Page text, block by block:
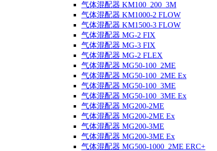
气体混配器 KM100_200_3M
气体混配器 KM1000-2 FLOW
气体混配器 KM1500-3 FLOW
气体混配器 MG-2 FIX
气体混配器 MG-3 FIX
气体混配器 MG-2 FLEX
气体混配器 MG50-100_2ME
气体混配器 MG50-100_2ME Ex
气体混配器 MG50-100_3ME
气体混配器 MG50-100_3ME Ex
气体混配器 MG200-2ME
气体混配器 MG200-2ME Ex
气体混配器 MG200-3ME
气体混配器 MG200-3ME Ex
气体混配器 MG500-1000_2ME ERC+